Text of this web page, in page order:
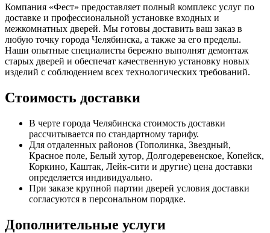
Компания «Фест» предоставляет полный комплекс услуг по
доставке и профессиональной установке входных и
межкомнатных дверей. Мы готовы доставить ваш заказ в
любую точку города Челябинска, а также за его пределы.
Наши опытные специалисты бережно выполнят демонтаж
старых дверей и обеспечат качественную установку новых
изделий с соблюдением всех технологических требований.
Стоимость доставки
В черте города Челябинска стоимость доставки
рассчитывается по стандартному тарифу.
Для отдаленных районов (Тополинка, Звездный,
Красное поле, Белый хутор, Долгодеревенское, Копейск,
Коркино, Каштак, Лейк-сити и другие) цена доставки
определяется индивидуально.
При заказе крупной партии дверей условия доставки
согласуются в персональном порядке.
Дополнительные услуги